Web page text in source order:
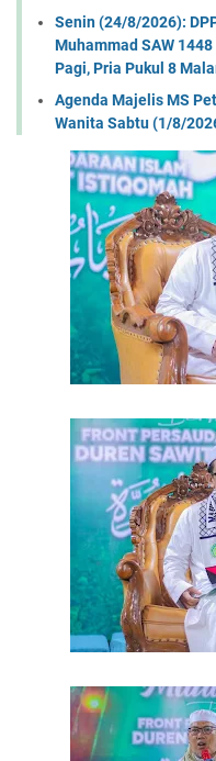
Senin (24/8/2026):
Muhammad SAW
Pagi, Pria Pukul 8
Agenda Majelis MS
Wanita Sabtu (1/8/